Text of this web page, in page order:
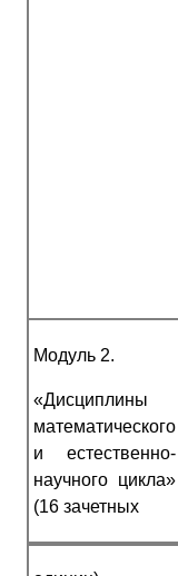
Модуль 2.
«Дисциплины
математического
и естественно-
научного цикла»
(16 зачетных